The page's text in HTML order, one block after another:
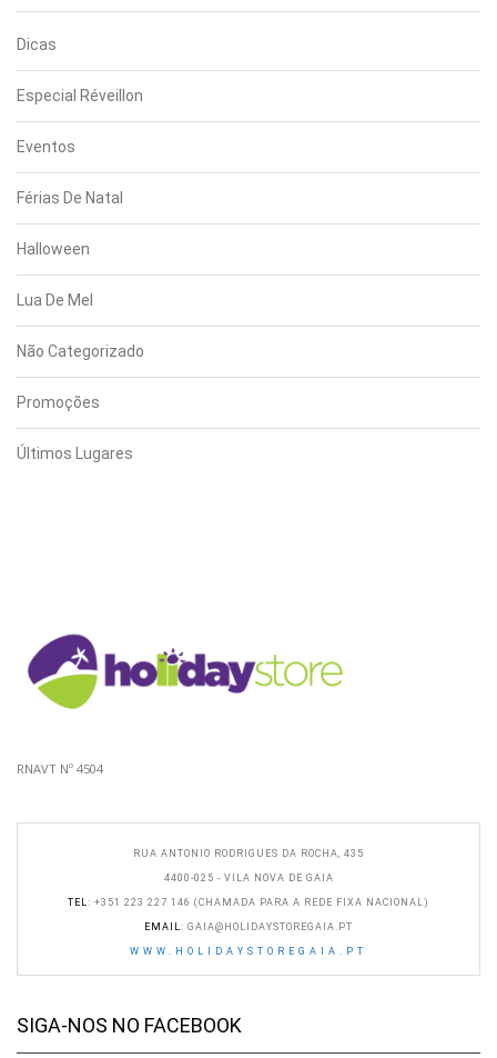
Dicas
Especial Réveillon
Eventos
Férias De Natal
Halloween
Lua De Mel
Não Categorizado
Promoções
Últimos Lugares
RNAVT Nº 4504
RUA ANTONIO RODRIGUES DA ROCHA, 435
4400-025 - VILA NOVA DE GAIA
TEL: +351 223 227 146 (CHAMADA PARA A REDE FIXA NACIONAL)
EMAIL: GAIA@HOLIDAYSTOREGAIA.PT
WWW.HOLIDAYSTOREGAIA.PT
SIGA-NOS NO FACEBOOK